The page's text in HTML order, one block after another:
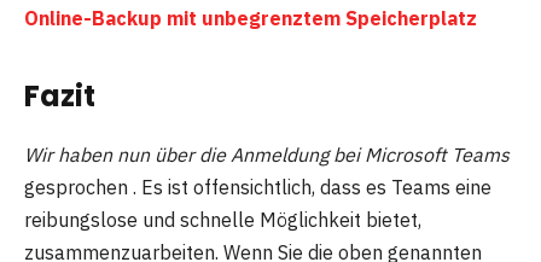
Online-Backup mit unbegrenztem Speicherplatz
Fazit
Wir haben nun über die Anmeldung bei Microsoft Teams
gesprochen . Es ist offensichtlich, dass es Teams eine
reibungslose und schnelle Möglichkeit bietet,
zusammenzuarbeiten. Wenn Sie die oben genannten